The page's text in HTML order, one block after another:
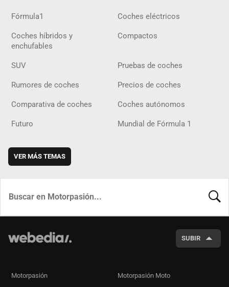
Fórmula1 Coches eléctricos
Coches híbridos y
enchufables
Compactos
SUV Pruebas de coches
Rumores de coches Precios de coches
Comparativa de coches Coches autónomos
Futuro Mundial de Fórmula 1
VER MÁS TEMAS
SUBIR
Motorpasión Motorpasión Moto